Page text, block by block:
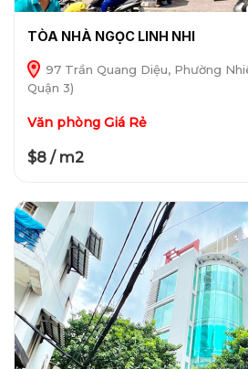
TÒA NHÀ NGỌC LINH NHI
97 Trần Quang Diệu, Phường
Quận 3)
Văn phòng Giá Rẻ
$8 / m2